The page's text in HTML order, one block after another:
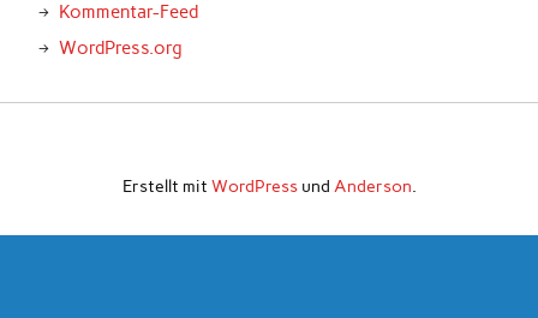
Kommentar-Feed
WordPress.org
Erstellt mit WordPressund Anderson